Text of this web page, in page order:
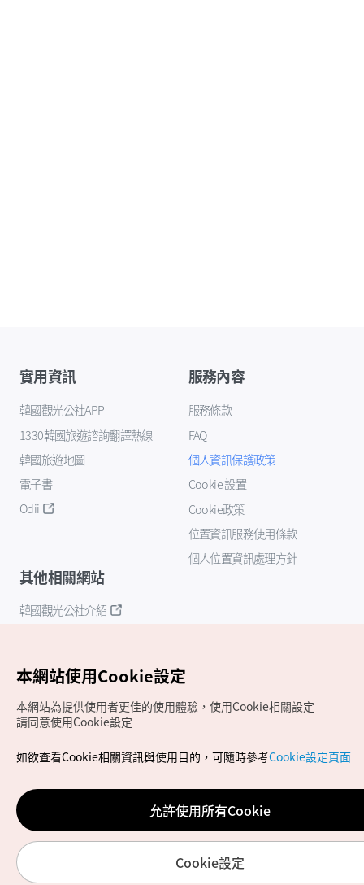
實用資訊
韓國觀光公社APP
1330韓國旅遊諮詢翻譯熱線
韓國旅遊地圖
電子書
Odii
服務內容
服務條款
FAQ
個人資訊保護政策
Cookie 設置
Cookie政策
位置資訊服務使用條款
個人位置資訊處理方針
其他相關網站
韓國觀光公社介紹
Copyrights (c) 韓國觀光公社版權所有
如有相關疑問或建議，歡迎來信至官方信箱
chinese_big5@knto.or.kr
本網站使用Cookie設定
本網站為提供使用者更佳的使用體驗，使用Cookie相關設定
請同意使用Cookie設定
如欲查看Cookie相關資訊與使用目的，可隨時參考Cookie設定頁面
允許使用所有Cookie
Cookie設定